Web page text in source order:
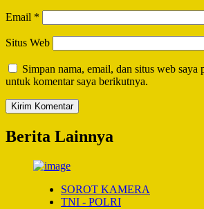
Email *
Situs Web
Simpan nama, email, dan situs web saya
untuk komentar saya berikutnya.
Berita Lainnya
SOROT KAMERA
TNI - POLRI